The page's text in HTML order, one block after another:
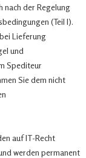
nach der Regelung
(Teil I).
Lieferung
und
Spediteur
Sie dem nicht
auf IT-Recht
werden permanent